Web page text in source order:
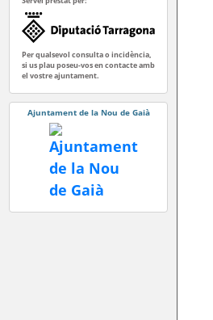
Per qualsevol consulta o incidència,
si us plau poseu-vos en contacte amb
el vostre ajuntament.
Ajuntament de la Nou de Gaià